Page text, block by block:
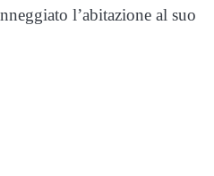
l’abitazione al suo